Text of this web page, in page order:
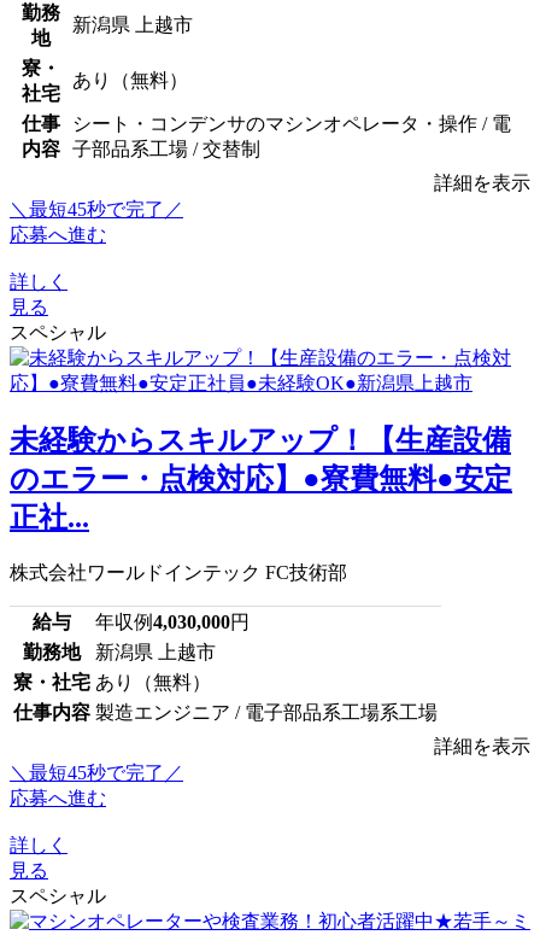
勤務
地
新潟県 上越市
寮・
社宅
あり（無料）
仕事
内容
シート・コンデンサのマシンオペレータ・操作 / 電
子部品系工場 / 交替制
詳細を表示
＼最短45秒で完了／
応募へ進む
詳しく
見る
スペシャル
未経験からスキルアップ！【生産設備
のエラー・点検対応】●寮費無料●安定
正社...
株式会社ワールドインテック FC技術部
給与 年収例4,030,000円
勤務地
新潟県 上越市
寮・社宅 あり（無料）
仕事内容 製造エンジニア / 電子部品系工場系工場
詳細を表示
＼最短45秒で完了／
応募へ進む
詳しく
見る
スペシャル